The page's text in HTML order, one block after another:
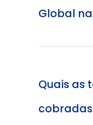
Global
Quais as